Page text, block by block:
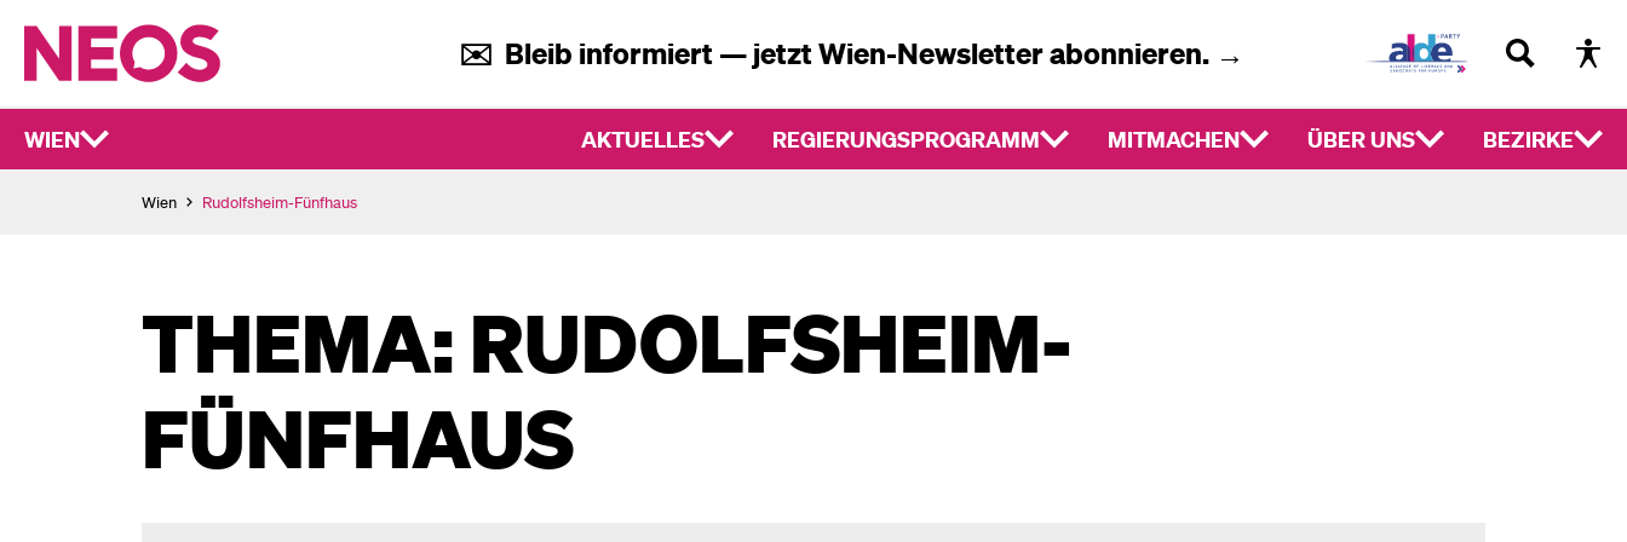
✉️ Bleib informiert — jetzt Wien-Newsletter abonnieren. →
WIEN AKTUELLES REGIERUNGSPROGRAMM MITMACHEN ÜBER UNS BEZIRKE
Wien Rudolfsheim-Fünfhaus
THEMA: RUDOLFSHEIM-
FÜNFHAUS